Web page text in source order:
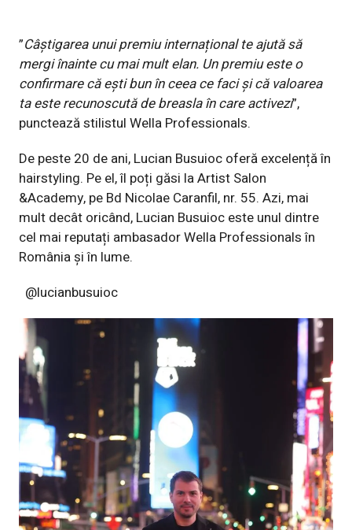
”Câștigarea unui premiu internațional te ajută să
mergi înainte cu mai mult elan. Un premiu este o
confirmare că ești bun în ceea ce faci și că valoarea
ta este recunoscută de breasla în care activezi”,
punctează stilistul Wella Professionals.
De peste 20 de ani, Lucian Busuioc oferă excelență în
hairstyling. Pe el, îl poți găsi la Artist Salon
&Academy, pe Bd Nicolae Caranfil, nr. 55. Azi, mai
mult decât oricând, Lucian Busuioc este unul dintre
cel mai reputați ambasador Wella Professionals în
România și în lume.
@lucianbusuioc